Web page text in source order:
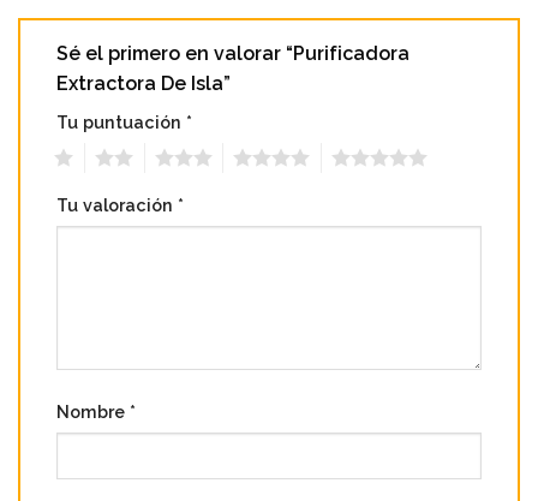
Sé el primero en valorar “Purificadora
Extractora De Isla”
Tu puntuación *
Tu valoración *
Nombre *